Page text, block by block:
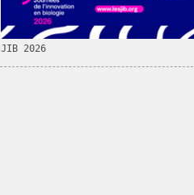
JIB 2026